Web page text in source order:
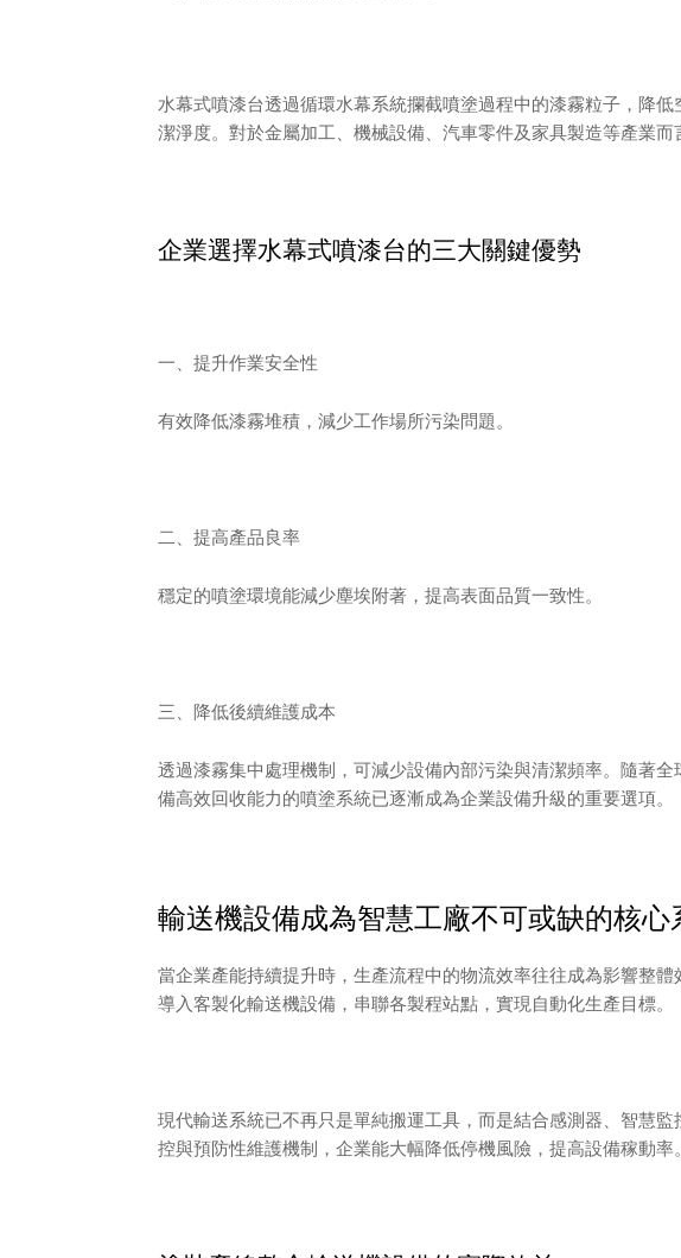
水幕式噴漆台透過循環水幕系統攔截噴塗過程中的漆霧粒子，降
潔淨度。對於金屬加工、機械設備、汽車零件及家具製造等產業而
企業選擇水幕式噴漆台的三大關鍵優勢
一、提升作業安全性
有效降低漆霧堆積，減少工作場所污染問題。
二、提高產品良率
穩定的噴塗環境能減少塵埃附著，提高表面品質一致性。
三、降低後續維護成本
透過漆霧集中處理機制，可減少設備內部污染與清潔頻率。隨著
備高效回收能力的噴塗系統已逐漸成為企業設備升級的重要選項。
輸送機設備成為智慧工廠不可或缺的核心
當企業產能持續提升時，生產流程中的物流效率往往成為影響整
導入客製化輸送機設備，串聯各製程站點，實現自動化生產目標。
現代輸送系統已不再只是單純搬運工具，而是結合感測器、智慧
控與預防性維護機制，企業能大幅降低停機風險，提高設備稼動率。